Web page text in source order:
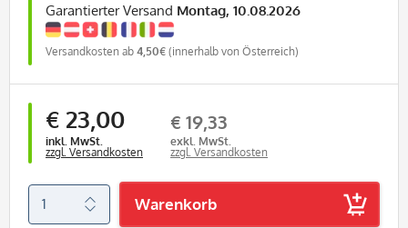
Garantierter Versand Montag, 10.08.2026
Versandkosten ab 4,50€ (innerhalb von Österreich)
€ 23,00
inkl. MwSt.
zzgl. Versandkosten
€ 19,33
exkl. MwSt.
zzgl. Versandkosten
Warenkorb